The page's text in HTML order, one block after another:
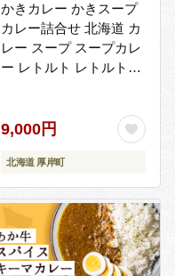
かきカレー かきスープ
カレー詰合せ 北海道 カ
レー スープ スープカレ
ー レトルト レトルトカ
9,000円
北海道 厚岸町